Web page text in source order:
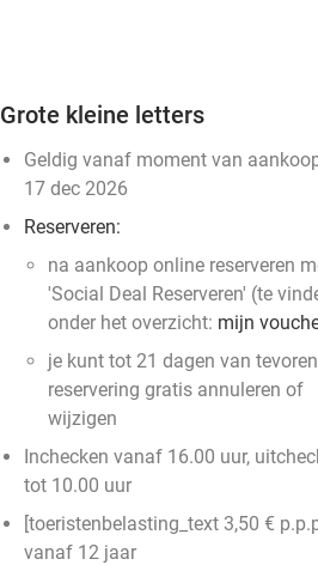
Grote kleine letters
Geldig vanaf moment van
17 dec 2026
Reserveren:
na aankoop online reserveren
'Social Deal Reserveren' (te
onder het overzicht: mijn
je kunt tot 21 dagen van
reservering gratis annuleren of
wijzigen
Inchecken vanaf 16.00 uur,
tot 10.00 uur
[toeristenbelasting_text 3,50 €
vanaf 12 jaar